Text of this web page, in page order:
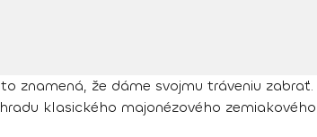
znamená, že dáme svojmu tráveniu
klasického majonézového